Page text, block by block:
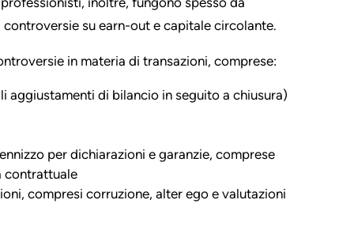
su earn-out e capitale circolante.
in materia di transazioni, comprese:
di bilancio in seguito a chiusura)
per dichiarazioni e garanzie, comprese
contrattuale
compresi corruzione, alter ego e valutazioni